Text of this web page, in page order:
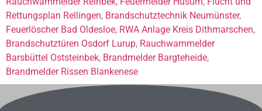
Rettungsplan Rellingen, Brandschutztechnik Neumünster,
Feuerlöscher Bad Oldesloe, RWA Anlage Kreis Dithmarschen,
Brandschutztüren Osdorf Lurup, Rauchwarnmelder
Barsbüttel Oststeinbek, Brandmelder Bargteheide,
Brandmelder Rissen Blankenese